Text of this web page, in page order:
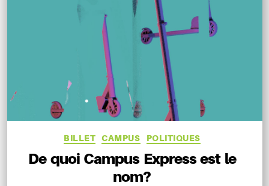
Catégories
BILLET CAMPUS POLITIQUES
De quoi Campus Express est le
nom?